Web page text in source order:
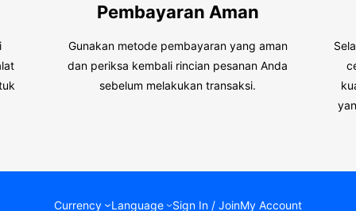
Pembayaran Aman
Gunakan metode pembayaran yang aman
dan periksa kembali rincian pesanan Anda
sebelum melakukan transaksi.
Currency Language Sign In / JoinMy Account